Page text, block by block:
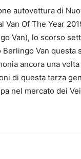
autovettura di
Of The Year
Van), lo scorso
Van questa
ancora una
di questa terza
nel mercato dei